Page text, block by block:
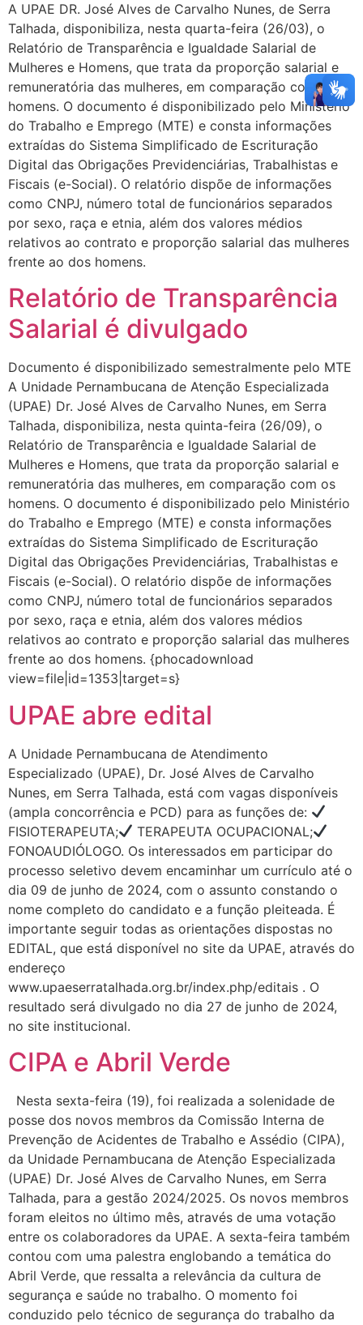
A UPAE DR. José Alves de Carvalho Nunes, de Serra
Talhada, disponibiliza, nesta quarta-feira (26/03), o
Relatório de Transparência e Igualdade Salarial de
Mulheres e Homens, que trata da proporção salarial e
remuneratória das mulheres, em comparação com os
homens. O documento é disponibilizado pelo Ministério
do Trabalho e Emprego (MTE) e consta informações
extraídas do Sistema Simplificado de Escrituração
Digital das Obrigações Previdenciárias, Trabalhistas e
Fiscais (e-Social). O relatório dispõe de informações
como CNPJ, número total de funcionários separados
por sexo, raça e etnia, além dos valores médios
relativos ao contrato e proporção salarial das mulheres
frente ao dos homens.
Relatório de Transparência
Salarial é divulgado
Documento é disponibilizado semestralmente pelo MTE
A Unidade Pernambucana de Atenção Especializada
(UPAE) Dr. José Alves de Carvalho Nunes, em Serra
Talhada, disponibiliza, nesta quinta-feira (26/09), o
Relatório de Transparência e Igualdade Salarial de
Mulheres e Homens, que trata da proporção salarial e
remuneratória das mulheres, em comparação com os
homens. O documento é disponibilizado pelo Ministério
do Trabalho e Emprego (MTE) e consta informações
extraídas do Sistema Simplificado de Escrituração
Digital das Obrigações Previdenciárias, Trabalhistas e
Fiscais (e-Social). O relatório dispõe de informações
como CNPJ, número total de funcionários separados
por sexo, raça e etnia, além dos valores médios
relativos ao contrato e proporção salarial das mulheres
frente ao dos homens. {phocadownload
view=file|id=1353|target=s}
UPAE abre edital
A Unidade Pernambucana de Atendimento
Especializado (UPAE), Dr. José Alves de Carvalho
Nunes, em Serra Talhada, está com vagas disponíveis
(ampla concorrência e PCD) para as funções de:
FISIOTERAPEUTA;
TERAPEUTA OCUPACIONAL;
FONOAUDIÓLOGO. Os interessados em participar do
processo seletivo devem encaminhar um currículo até o
dia 09 de junho de 2024, com o assunto constando o
nome completo do candidato e a função pleiteada. É
importante seguir todas as orientações dispostas no
EDITAL, que está disponível no site da UPAE, através do
endereço
www.upaeserratalhada.org.br/index.php/editais . O
resultado será divulgado no dia 27 de junho de 2024,
no site institucional.
CIPA e Abril Verde
Nesta sexta-feira (19), foi realizada a solenidade de
posse dos novos membros da Comissão Interna de
Prevenção de Acidentes de Trabalho e Assédio (CIPA),
da Unidade Pernambucana de Atenção Especializada
(UPAE) Dr. José Alves de Carvalho Nunes, em Serra
Talhada, para a gestão 2024/2025. Os novos membros
foram eleitos no último mês, através de uma votação
entre os colaboradores da UPAE. A sexta-feira também
contou com uma palestra englobando a temática do
Abril Verde, que ressalta a relevância da cultura de
segurança e saúde no trabalho. O momento foi
conduzido pelo técnico de segurança do trabalho da